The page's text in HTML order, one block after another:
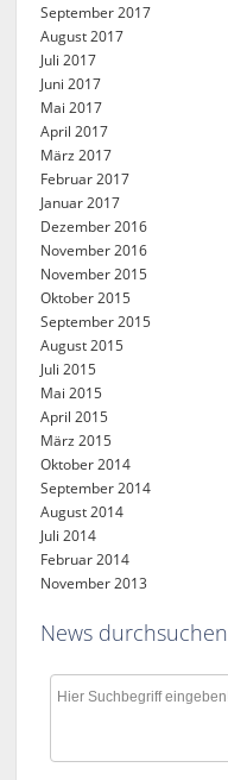
September 2017
August 2017
Juli 2017
Juni 2017
Mai 2017
April 2017
März 2017
Februar 2017
Januar 2017
Dezember 2016
November 2016
November 2015
Oktober 2015
September 2015
August 2015
Juli 2015
Mai 2015
April 2015
März 2015
Oktober 2014
September 2014
August 2014
Juli 2014
Februar 2014
November 2013
News durchsuchen